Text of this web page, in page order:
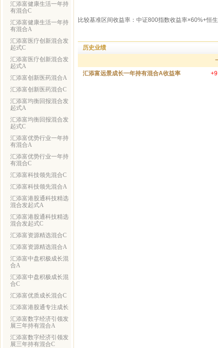
汇添富健康生活一年持
有混合C
汇添富健康生活一年持
有混合A
汇添富医疗创新混合发
起式C
汇添富医疗创新混合发
起式A
汇添富创新医药混合A
汇添富创新医药混合C
汇添富均衡回报混合发
起式A
汇添富均衡回报混合发
起式C
汇添富优势行业一年持
有混合A
汇添富优势行业一年持
有混合C
汇添富科技领先混合C
汇添富科技领先混合A
汇添富港股通科技精选
混合发起式A
汇添富港股通科技精选
混合发起式C
汇添富资源精选混合C
汇添富资源精选混合A
汇添富中盘积极成长混
合A
汇添富中盘积极成长混
合C
汇添富优质成长混合C
汇添富港股通专注成长
汇添富数字经济引领发
展三年持有混合A
汇添富数字经济引领发
展三年持有混合C
比较基准区间收益率：中证800指数收益率×60%+恒
历史业绩
汇添富远景成长一年持有混合A收益率